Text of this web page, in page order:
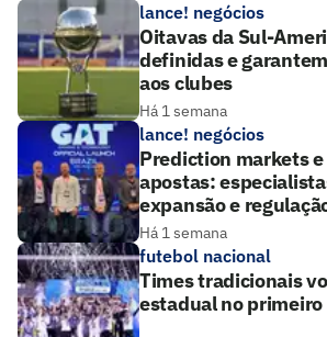
lance! negócios
Oitavas da Sul-
definidas e
aos clubes
Há 1 semana
lance! negócios
Prediction markets
apostas:
expansão e
Há 1 semana
futebol nacional
Times tradicionais
estadual no primeiro